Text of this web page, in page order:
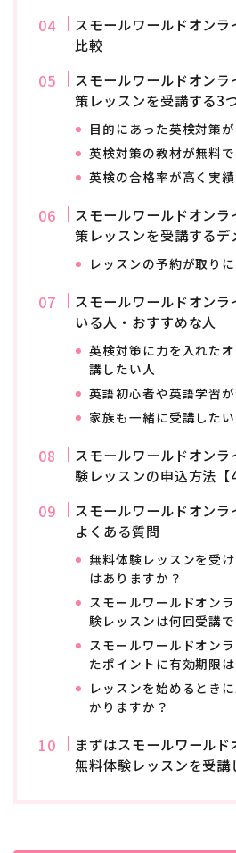
スモールワールドオン
比較
スモールワールドオン
策レッスンを受講する3
目的にあった英検対策
英検対策の教材が無料
英検の合格率が高く実
スモールワールドオン
策レッスンを受講するデ
レッスンの予約が取り
スモールワールドオン
いる人・おすすめな人
英検対策に力を入れた
講したい人
英語初心者や英語学習
家族も一緒に受講したい
スモールワールドオン
験レッスンの申込方法【
スモールワールドオン
よくある質問
無料体験レッスンを受
はありますか？
スモールワールドオン
験レッスンは何回受講
スモールワールドオン
たポイントに有効期限
レッスンを始めるとき
かりますか？
まずはスモールワール
無料体験レッスンを受講